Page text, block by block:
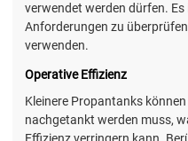
verwendet werden dürfen.
Anforderungen zu
verwenden.
Operative Effizienz
Kleinere Propantanks
nachgetankt werden muss,
Effizienz verringern kann.